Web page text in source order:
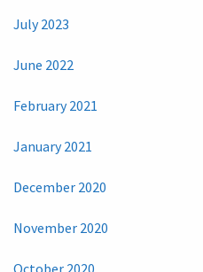
July 2023
June 2022
February 2021
January 2021
December 2020
November 2020